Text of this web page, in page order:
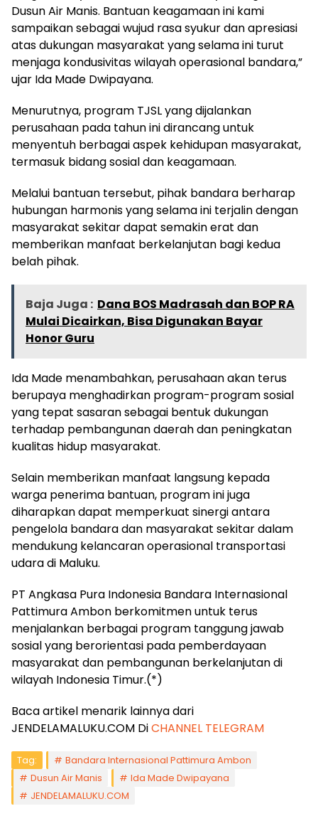
Dusun Air Manis. Bantuan keagamaan ini kami
sampaikan sebagai wujud rasa syukur dan apresiasi
atas dukungan masyarakat yang selama ini turut
menjaga kondusivitas wilayah operasional bandara,”
ujar Ida Made Dwipayana.
Menurutnya, program TJSL yang dijalankan
perusahaan pada tahun ini dirancang untuk
menyentuh berbagai aspek kehidupan masyarakat,
termasuk bidang sosial dan keagamaan.
Melalui bantuan tersebut, pihak bandara berharap
hubungan harmonis yang selama ini terjalin dengan
masyarakat sekitar dapat semakin erat dan
memberikan manfaat berkelanjutan bagi kedua
belah pihak.
Baja Juga : Dana BOS Madrasah dan BOP RA
Mulai Dicairkan, Bisa Digunakan Bayar
Honor Guru
Ida Made menambahkan, perusahaan akan terus
berupaya menghadirkan program-program sosial
yang tepat sasaran sebagai bentuk dukungan
terhadap pembangunan daerah dan peningkatan
kualitas hidup masyarakat.
Selain memberikan manfaat langsung kepada
warga penerima bantuan, program ini juga
diharapkan dapat memperkuat sinergi antara
pengelola bandara dan masyarakat sekitar dalam
mendukung kelancaran operasional transportasi
udara di Maluku.
PT Angkasa Pura Indonesia Bandara Internasional
Pattimura Ambon berkomitmen untuk terus
menjalankan berbagai program tanggung jawab
sosial yang berorientasi pada pemberdayaan
masyarakat dan pembangunan berkelanjutan di
wilayah Indonesia Timur.(*)
Baca artikel menarik lainnya dari
JENDELAMALUKU.COM DiCHANNEL TELEGRAM
Tag:
Bandara Internasional Pattimura Ambon
Dusun Air Manis
Ida Made Dwipayana
JENDELAMALUKU.COM